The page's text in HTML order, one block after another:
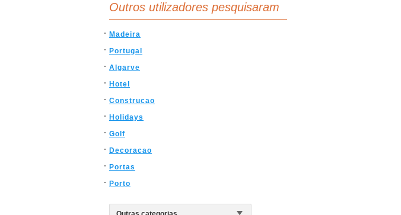
Outros utilizadores pesquisaram
Madeira
Portugal
Algarve
Hotel
Construcao
Holidays
Golf
Decoracao
Portas
Porto